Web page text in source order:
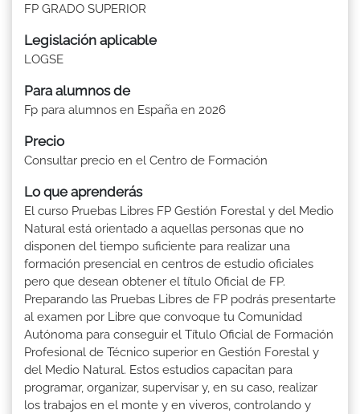
FP GRADO SUPERIOR
Legislación aplicable
LOGSE
Para alumnos de
Fp para alumnos en España en 2026
Precio
Consultar precio en el Centro de Formación
Lo que aprenderás
El curso Pruebas Libres FP Gestión Forestal y del Medio
Natural está orientado a aquellas personas que no
disponen del tiempo suficiente para realizar una
formación presencial en centros de estudio oficiales
pero que desean obtener el título Oficial de FP.
Preparando las Pruebas Libres de FP podrás presentarte
al examen por Libre que convoque tu Comunidad
Autónoma para conseguir el Título Oficial de Formación
Profesional de Técnico superior en Gestión Forestal y
del Medio Natural. Estos estudios capacitan para
programar, organizar, supervisar y, en su caso, realizar
los trabajos en el monte y en viveros, controlando y